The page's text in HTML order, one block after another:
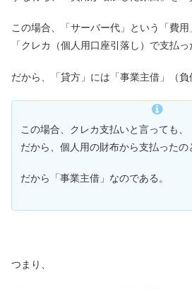
この場合、「サーバー代」という「費用
「クレカ（個人用口座引落し）で支払っ
だから、「貸方」には「事業主借」（負
この場合、クレカ支払いと言っても、
だから、個人用の財布から支払ったの
だから「事業主借」なのである。
つまり、